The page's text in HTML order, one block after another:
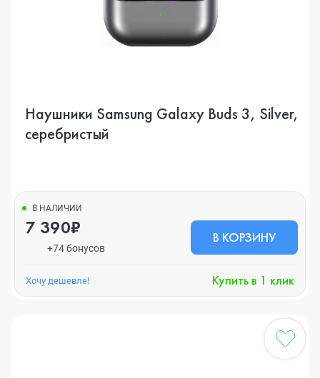
Наушники Samsung Galaxy Buds 3, Silver,
серебристый
В НАЛИЧИИ
7 390₽
+74 бонусов
В КОРЗИНУ
Хочу дешевле! Купить в 1 клик